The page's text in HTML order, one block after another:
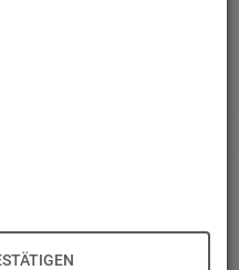
schnellen Überblick
Statistik der BA.